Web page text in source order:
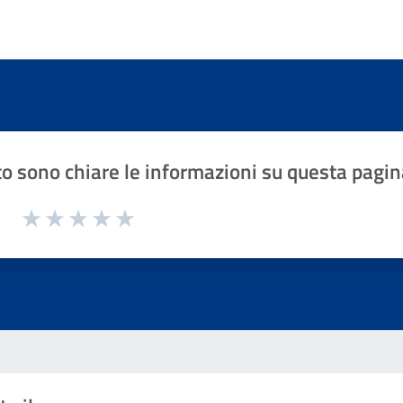
sono chiare le informazioni su questa
1 a 5 stelle la pagina